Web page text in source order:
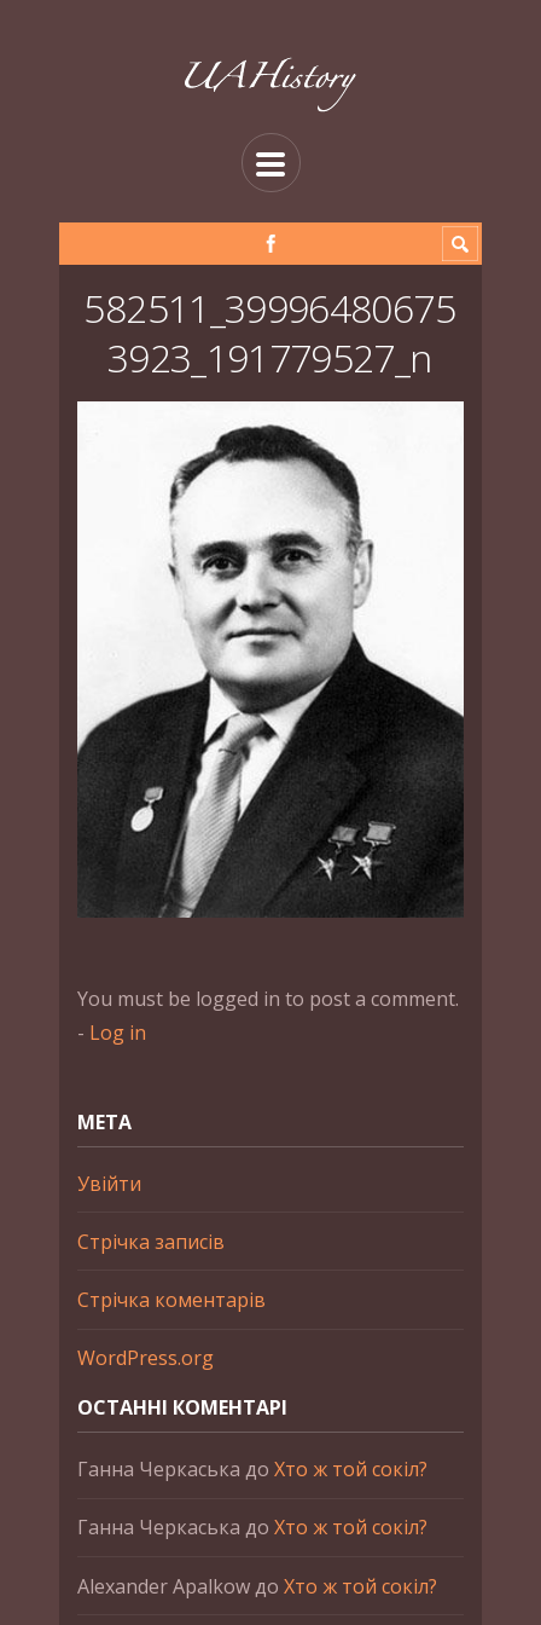
582511_39996480675
3923_191779527_n
You must be logged in to post a comment.
- Log in
МЕТА
Увійти
Стрічка записів
Стрічка коментарів
WordPress.org
ОСТАННІ КОМЕНТАРІ
Ганна Черкаська до Хто ж той сокіл?
Ганна Черкаська до Хто ж той сокіл?
Alexander Apalkowдо Хто ж той сокіл?